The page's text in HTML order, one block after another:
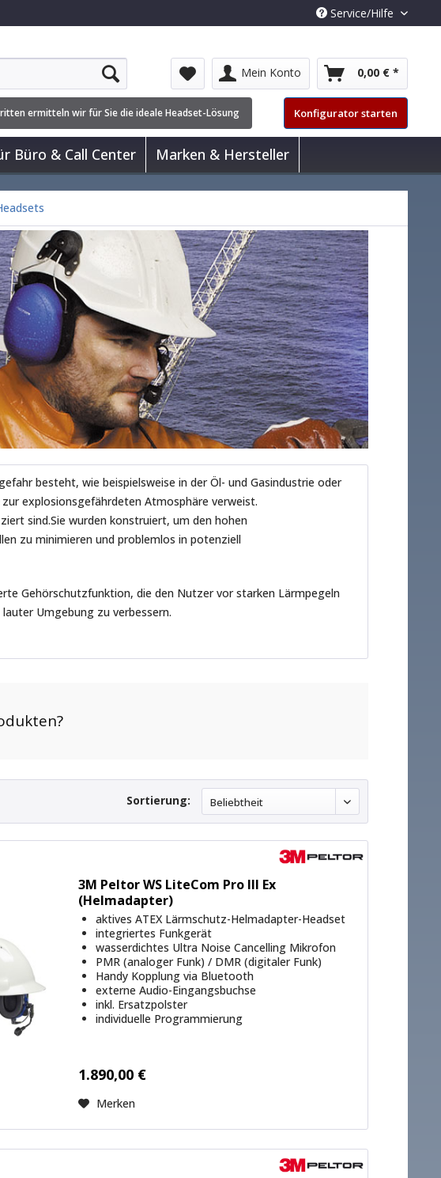
Service/Hilfe
Mein Konto 0,00 € *
ermitteln wir für Sie die ideale Headset-Lösung Konfigurator starten
Büro & Call Center Marken & Hersteller
besteht, wie beispielsweise in der Öl- und Gasindustrie oder
explosionsgefährdeten Atmosphäre verweist.
sind.Sie wurden konstruiert, um den hohen
zu minimieren und problemlos in potenziell
Gehörschutzfunktion, die den Nutzer vor starken Lärmpegeln
Umgebung zu verbessern.
an Ihre persönliche Schutzausrüstung (PSA).
gesetzt. Eine korrekte Programmierung und fehlerfreie Funktion
unsere ATEX-Gehörschutzheadsets eine zuverlässige
Effizienz der Mitarbeiter verbessern und gleichzeitig die
Sortierung: Beliebtheit
3M Peltor WS LiteCom Pro III Ex
(Helmadapter)
aktives ATEX Lärmschutz-Helmadapter-Headset
integriertes Funkgerät
wasserdichtes Ultra Noise Cancelling Mikrofon
PMR (analoger Funk) / DMR (digitaler Funk)
Handy Kopplung via Bluetooth
externe Audio-Eingangsbuchse
inkl. Ersatzpolster
individuelle Programmierung
1.890,00 €
Merken